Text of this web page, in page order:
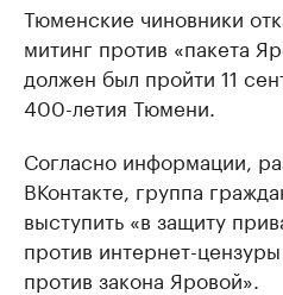
Тюменские чиновники
митинг против «пакета
должен был пройти 11
400-летия Тюмени.
Согласно информации,
ВКонтакте, группа
выступить «в защиту
против интернет-
против закона Яровой».